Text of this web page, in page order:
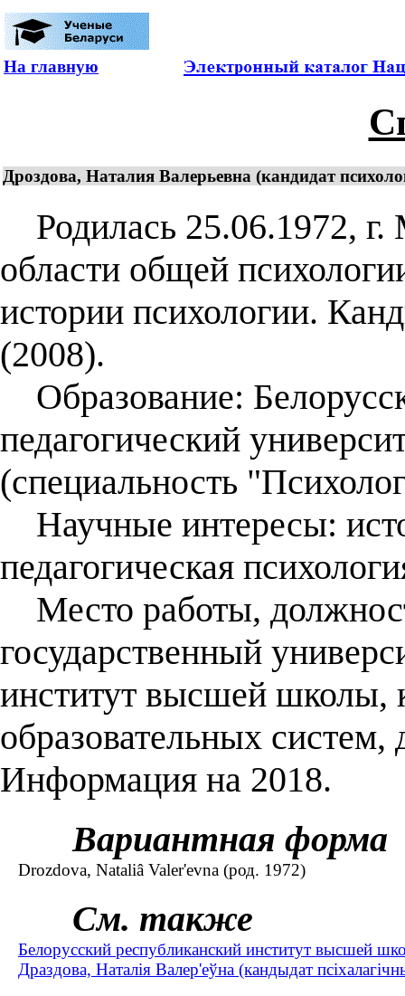
На главную
Дроздова, Наталия Валерьевна (кандидат
Родилась 25.06.1972, г.
области общей
истории психологии.
(2008).
Образование:
педагогический
(специальность
Научные интересы:
педагогическая
Место работы,
государственный
институт высшей школы,
образовательных
Информация на 2018.
Вариантная форма
Drozdova, Nataliâ Valer'evna (род. 1972)
См. также
Белорусский республиканский институт высшей
Драздова, Наталія Валер'еўна (кандыдат